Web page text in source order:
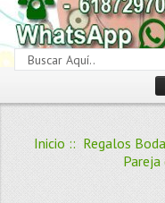
Inicio :: Regalos Boda
Pareja